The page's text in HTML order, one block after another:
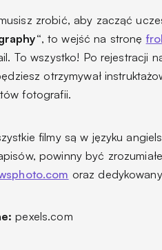
zrobić, aby zacząć
, to wejść na stronę
To wszystko! Po rejestracji
otrzymywał
fotografii.
filmy są w języku
powinny być
oraz
pexels.com